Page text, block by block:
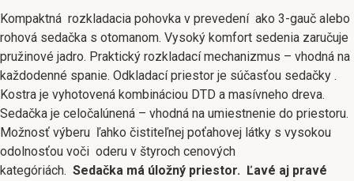
Kompaktná rozkladacia pohovka v prevedení ako 3-gauč alebo
rohová sedačka s otomanom. Vysoký komfort sedenia zaručuje
pružinové jadro. Praktický rozkladací mechanizmus – vhodná na
každodenné spanie. Odkladací priestor je súčasťou sedačky .
Kostra je vyhotovená kombináciou DTD a masívneho dreva.
Sedačka je celočalúnená – vhodná na umiestnenie do priestoru.
Možnosť výberu ľahko čistiteľnej poťahovej látky s vysokou
odolnosťou voči oderu v štyroch cenových
kategóriách. Sedačka má úložný priestor. Ľavé aj pravé